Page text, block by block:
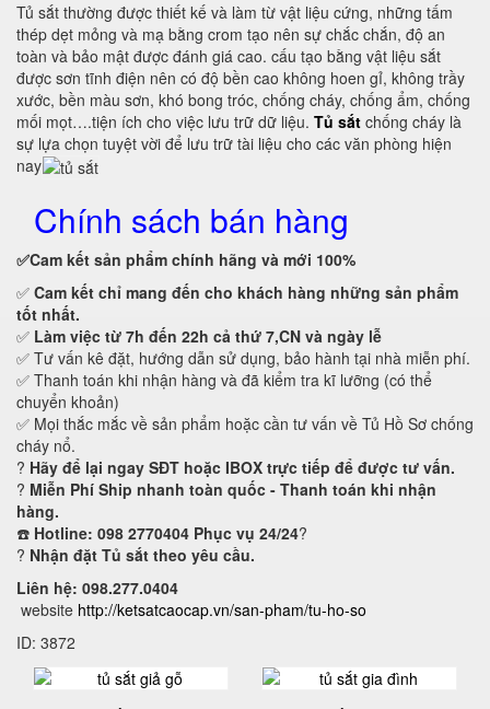
Tủ sắt thường được thiết kế và làm từ vật liệu cứng, những tấm
thép dẹt mỏng và mạ bằng crom tạo nên sự chắc chắn, độ an
toàn và bảo mật được đánh giá cao. cấu tạo bằng vật liệu sắt
được sơn tĩnh điện nên có độ bền cao không hoen gỉ, không trầy
xước, bền màu sơn, khó bong tróc, chống cháy, chống ẩm, chống
mối mọt….tiện ích cho việc lưu trữ dữ liệu. Tủ sắt chống cháy là
sự lựa chọn tuyệt vời để lưu trữ tài liệu cho các văn phòng hiện
nay
Chính sách bán hàng
✅Cam kết sản phẩm chính hãng và mới 100%
✅ Cam kết chỉ mang đến cho khách hàng những sản phẩm
tốt nhất.
✅ Làm việc từ 7h đến 22h cả thứ 7,CN và ngày lễ
✅ Tư vấn kê đặt, hướng dẫn sử dụng, bảo hành tại nhà miễn phí.
✅ Thanh toán khi nhận hàng và đã kiểm tra kĩ lưỡng (có thể
chuyển khoản)
✅ Mọi thắc mắc về sản phẩm hoặc cần tư vấn về Tủ Hồ Sơ chống
cháy nổ.
? Hãy để lại ngay SĐT hoặc IBOX trực tiếp để được tư vấn.
? Miễn Phí Ship nhanh toàn quốc - Thanh toán khi nhận
hàng.
☎️ Hotline: 098 2770404 Phục vụ 24/24?
? Nhận đặt Tủ sắt theo yêu cầu.
Liên hệ: 098.277.0404
website http://ketsatcaocap.vn/san-pham/tu-ho-so
ID: 3872